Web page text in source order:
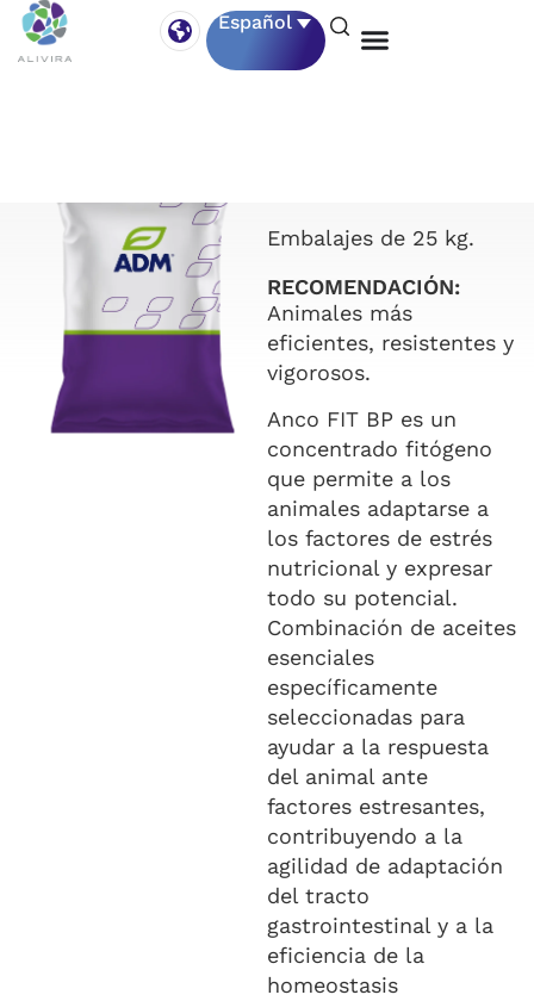
Español
Embalajes de 25 kg.
RECOMENDACIÓN:
Animales más
eficientes, resistentes y
vigorosos.
Anco FIT BP es un
concentrado fitógeno
que permite a los
animales adaptarse a
los factores de estrés
nutricional y expresar
todo su potencial.
Combinación de aceites
esenciales
específicamente
seleccionadas para
ayudar a la respuesta
del animal ante
factores estresantes,
contribuyendo a la
agilidad de adaptación
del tracto
gastrointestinal y a la
eficiencia de la
homeostasis